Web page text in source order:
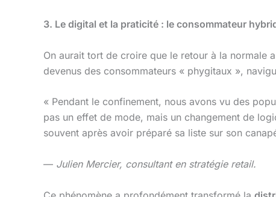
3. Le digital et la praticité : le consommateur
On aurait tort de croire que le retour à la normale
devenus des consommateurs « phygitaux »,
« Pendant le confinement, nous avons vu des
pas un effet de mode, mais un changement de
souvent après avoir préparé sa liste sur son
— Julien Mercier, consultant en stratégie retail.